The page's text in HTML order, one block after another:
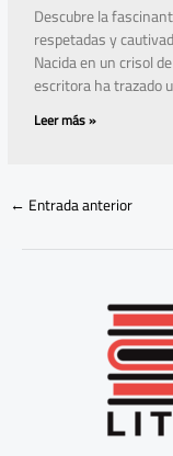
Descubre la
respetadas y
Nacida en un crisol
escritora ha trazado
Leer más »
← Entrada anterior